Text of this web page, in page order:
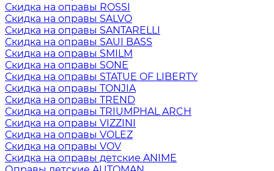
Скидка на оправы ROSSI
Скидка на оправы SALVO
Скидка на оправы SANTARELLI
Скидка на оправы SAUI BASS
Скидка на оправы SMILM
Скидка на оправы SONE
Скидка на оправы STATUE OF LIBERTY
Скидка на оправы TONJIA
Скидка на оправы TREND
Скидка на оправы TRIUMPHAL ARCH
Скидка на оправы VIZZINI
Скидка на оправы VOLEZ
Скидка на оправы VOV
Скидка на оправы детские ANIME